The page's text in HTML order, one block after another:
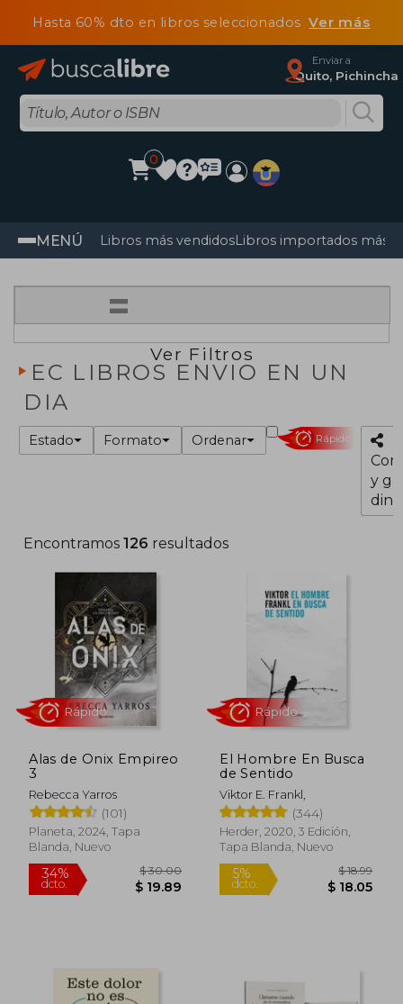
Hasta 60% dto en libros seleccionadosVer más
Enviar a
Quito, Pichincha
0
MENÚ Libros más vendidosLibros importados más
=
Ver Filtros
EC LIBROS ENVIO EN UN
DIA
Estado Formato Ordenar Rápido
y
Encontramos126 resultados
Alas de Onix Empireo
3
Rebecca Yarros
(101)
Planeta, 2024, Tapa
Blanda, Nuevo
34%
dcto.
Rápido
El Hombre En Busca
de Sentido
Viktor E. Frankl,
(344)
Herder, 2020, 3 Edición,
Tapa Blanda, Nuevo
Rápido